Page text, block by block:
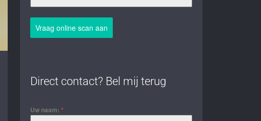
Vraag online scan aan
Direct contact? Bel mij terug
Uw naam: *